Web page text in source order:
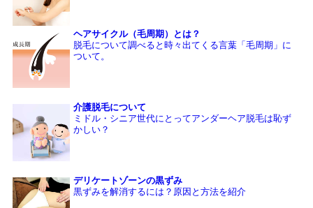
ヘアサイクル（毛周期）とは？
脱毛について調べると時々出てくる言葉「毛周期」に
ついて。
介護脱毛について
ミドル・シニア世代にとってアンダーヘア脱毛は恥ず
かしい？
デリケートゾーンの黒ずみ
黒ずみを解消するには？原因と方法を紹介